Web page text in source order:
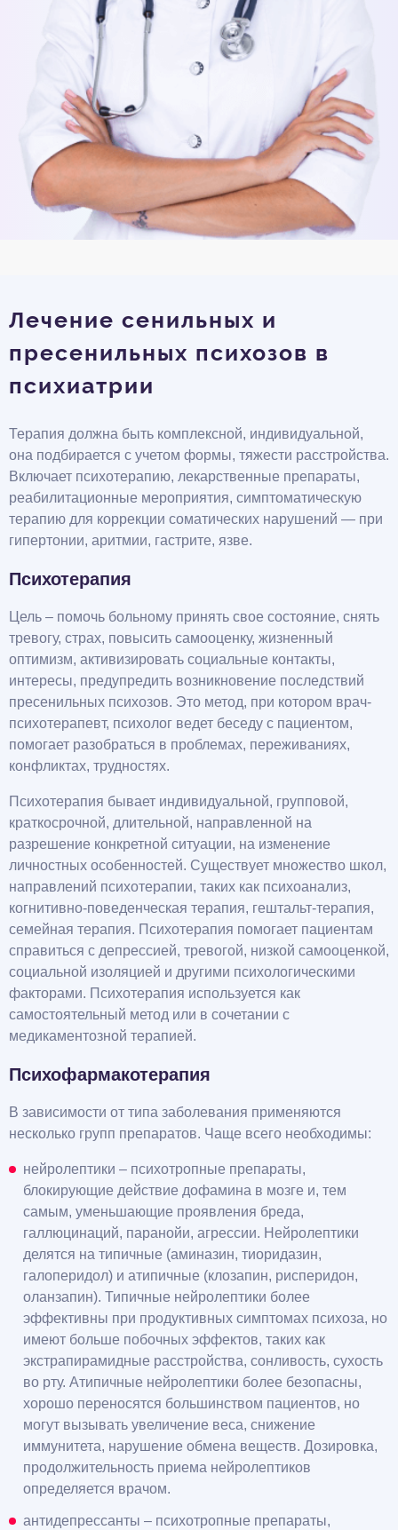
Лечение сенильных и
пресенильных психозов в
психиатрии
Терапия должна быть комплексной, индивидуальной,
она подбирается с учетом формы, тяжести расстройства.
Включает психотерапию, лекарственные препараты,
реабилитационные мероприятия, симптоматическую
терапию для коррекции соматических нарушений — при
гипертонии, аритмии, гастрите, язве.
Психотерапия
Цель – помочь больному принять свое состояние, снять
тревогу, страх, повысить самооценку, жизненный
оптимизм, активизировать социальные контакты,
интересы, предупредить возникновение последствий
пресенильных психозов. Это метод, при котором врач-
психотерапевт, психолог ведет беседу с пациентом,
помогает разобраться в проблемах, переживаниях,
конфликтах, трудностях.
Психотерапия бывает индивидуальной, групповой,
краткосрочной, длительной, направленной на
разрешение конкретной ситуации, на изменение
личностных особенностей. Существует множество школ,
направлений психотерапии, таких как психоанализ,
когнитивно-поведенческая терапия, гештальт-терапия,
семейная терапия. Психотерапия помогает пациентам
справиться с депрессией, тревогой, низкой самооценкой,
социальной изоляцией и другими психологическими
факторами. Психотерапия используется как
самостоятельный метод или в сочетании с
медикаментозной терапией.
Психофармакотерапия
В зависимости от типа заболевания применяются
несколько групп препаратов. Чаще всего необходимы:
нейролептики – психотропные препараты,
блокирующие действие дофамина в мозге и, тем
самым, уменьшающие проявления бреда,
галлюцинаций, паранойи, агрессии. Нейролептики
делятся на типичные (аминазин, тиоридазин,
галоперидол) и атипичные (клозапин, рисперидон,
оланзапин). Типичные нейролептики более
эффективны при продуктивных симптомах психоза, но
имеют больше побочных эффектов, таких как
экстрапирамидные расстройства, сонливость, сухость
во рту. Атипичные нейролептики более безопасны,
хорошо переносятся большинством пациентов, но
могут вызывать увеличение веса, снижение
иммунитета, нарушение обмена веществ. Дозировка,
продолжительность приема нейролептиков
определяется врачом.
антидепрессанты – психотропные препараты,